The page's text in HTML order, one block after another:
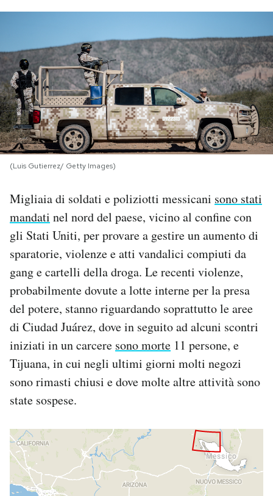
NEWSLETTER
I MIEI PREFERITI
CALENDARIO
AREA PERSONALE
Notifiche mobile
Regala il Post
Hai bisogno di aiuto?
Esci
(Luis Gutierrez/ Getty Images)
Migliaia di soldati e poliziotti messicani sono stati
mandati nel nord del paese, vicino al confine con
gli Stati Uniti, per provare a gestire un aumento di
sparatorie, violenze e atti vandalici compiuti da
gang e cartelli della droga. Le recenti violenze,
probabilmente dovute a lotte interne per la presa
del potere, stanno riguardando soprattutto le aree
di Ciudad Juárez, dove in seguito ad alcuni scontri
iniziati in un carcere sono morte 11 persone, e
Tijuana, in cui negli ultimi giorni molti negozi
sono rimasti chiusi e dove molte altre attività sono
state sospese.